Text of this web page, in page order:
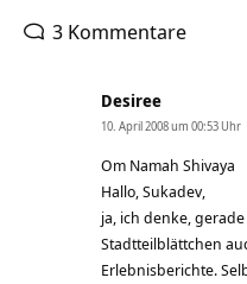
3 Kommentare
Desiree
10. April 2008 um 00:53 Uhr
Om Namah Shivaya
Hallo, Sukadev,
ja, ich denke,
Stadtteilblättchen
Erlebnisberichte.